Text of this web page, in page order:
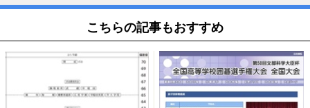
こちらの記事もおすすめ